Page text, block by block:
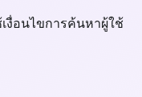
งื่อนไขการค้นหาผู้ใช้